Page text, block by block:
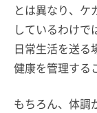
とは異なり、ケ
しているわけで
日常生活を送る
健康を管理する
もちろん、体調